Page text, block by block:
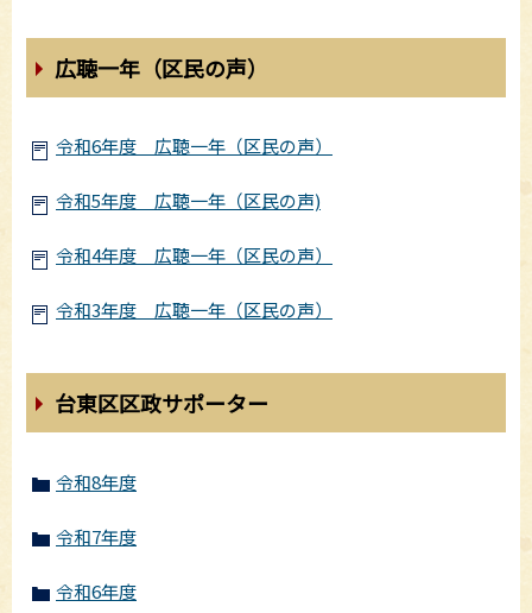
広聴一年（区民の声）
令和6年度 広聴一年（区民の声）
令和5年度 広聴一年（区民の声)
令和4年度 広聴一年（区民の声）
令和3年度 広聴一年（区民の声）
台東区区政サポーター
令和8年度
令和7年度
令和6年度